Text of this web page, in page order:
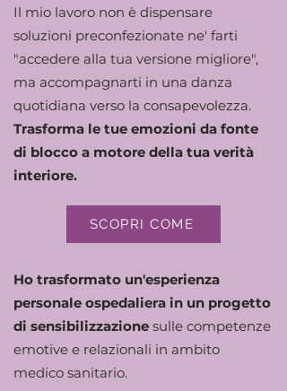
Il mio lavoro non è dispensare
soluzioni preconfezionate ne' farti
"accedere alla tua versione migliore",
ma accompagnarti in una danza
quotidiana verso la consapevolezza.
Trasforma le tue emozioni da fonte
di blocco a motore della tua verità
interiore.
SCOPRI COME
Ho trasformato un'esperienza
personale ospedaliera in un progetto
di sensibilizzazione sulle competenze
emotive e relazionali in ambito
medico sanitario.